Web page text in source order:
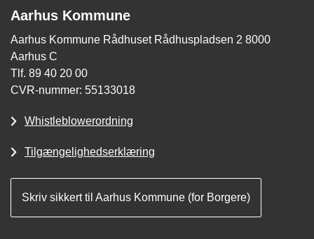
Aarhus Kommune
Aarhus Kommune Rådhuset Rådhuspladsen 2 8000
Aarhus C
Tlf. 89 40 20 00
CVR-nummer: 55133018
Whistleblowerordning
Tilgængelighedserklæring
Skriv sikkert til Aarhus Kommune (for Borgere)